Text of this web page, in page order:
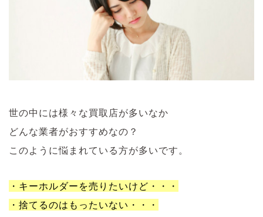
世の中には様々な買取店が多いなか
どんな業者がおすすめなの？
このように悩まれている方が多いです。
・キーホルダーを売りたいけど・・・
・捨てるのはもったいない・・・